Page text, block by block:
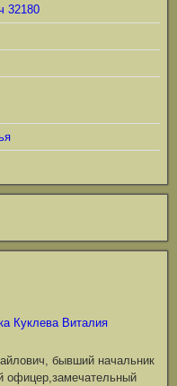
32180
Куклева Виталия
бывший начальник
офицер,замечательный